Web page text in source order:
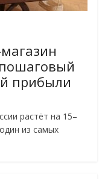
прибыли
растёт на 15–
из самых